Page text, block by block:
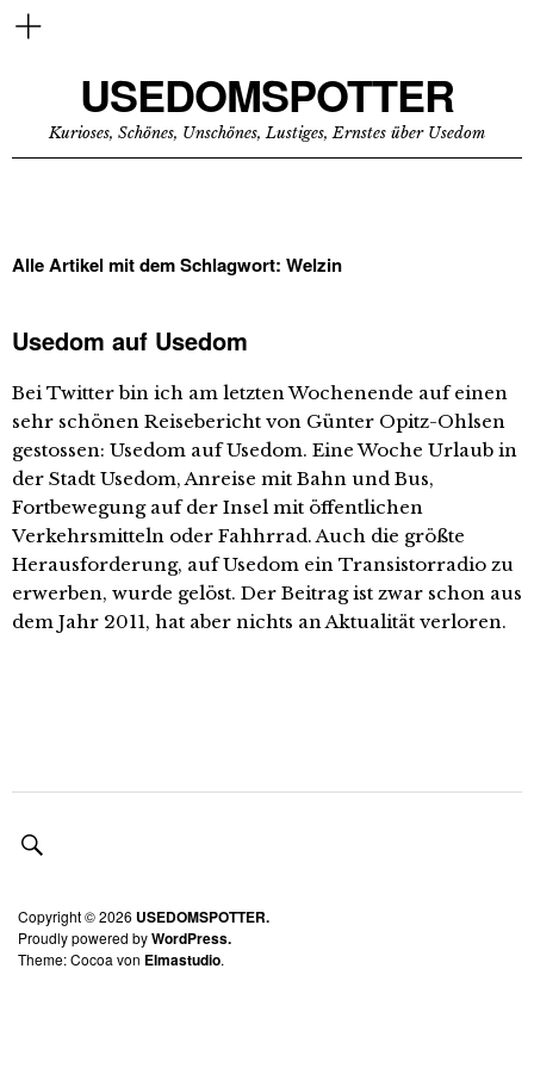
USEDOMSPOTTER
Kurioses, Schönes, Unschönes, Lustiges, Ernstes über Usedom
Alle Artikel mit dem Schlagwort: Welzin
Usedom auf Usedom
Bei Twitter bin ich am letzten Wochenende auf einen
sehr schönen Reisebericht von Günter Opitz-Ohlsen
gestossen: Usedom auf Usedom. Eine Woche Urlaub in
der Stadt Usedom, Anreise mit Bahn und Bus,
Fortbewegung auf der Insel mit öffentlichen
Verkehrsmitteln oder Fahhrrad. Auch die größte
Herausforderung, auf Usedom ein Transistorradio zu
erwerben, wurde gelöst. Der Beitrag ist zwar schon aus
dem Jahr 2011, hat aber nichts an Aktualität verloren.
Copyright © 2026 USEDOMSPOTTER.
Proudly powered byWordPress.
Theme: Cocoa von Elmastudio.